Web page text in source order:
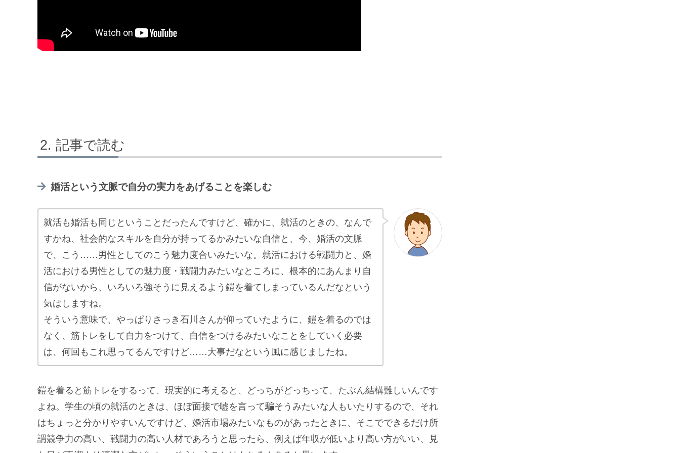
記事で読む
婚活という文脈で自分の実力をあげることを楽しむ
就活も婚活も同じということだったんですけど、確かに、就活のときの、なんで
すかね、社会的なスキルを自分が持ってるかみたいな自信と、今、婚活の文脈
で、こう……男性としてのこう魅力度合いみたいな。就活における戦闘力と、婚
活における男性としての魅力度・戦闘力みたいなところに、根本的にあんまり自
信がないから、いろいろ強そうに見えるよう鎧を着てしまっているんだなという
気はしますね。
そういう意味で、やっぱりさっき石川さんが仰っていたように、鎧を着るのでは
なく、筋トレをして自力をつけて、自信をつけるみたいなことをしていく必要
は、何回もこれ思ってるんですけど……大事だなという風に感じましたね。
鎧を着ると筋トレをするって、現実的に考えると、どっちがどっちって、たぶん結構難しいんです
よね。学生の頃の就活のときは、ほぼ面接で嘘を言って騙そうみたいな人もいたりするので、それ
はちょっと分かりやすいんですけど、婚活市場みたいなものがあったときに、そこでできるだけ所
謂競争力の高い、戦闘力の高い人材であろうと思ったら、例えば年収が低いより高い方がいい、見